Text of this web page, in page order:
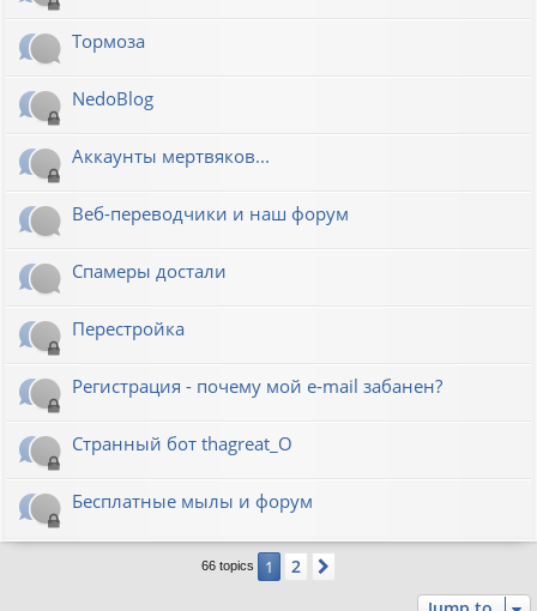
Тормоза
NedoBlog
Аккаунты мертвяков...
Веб-переводчики и наш форум
Спамеры достали
Перестройка
Регистрация - почему мой e-mail забанен?
Странный бот thagreat_O
Бесплатные мылы и форум
66 topics 1 2